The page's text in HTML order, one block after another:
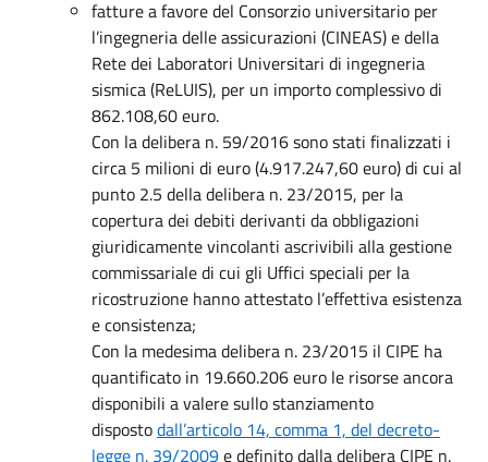
fatture a favore del Consorzio universitario per
l’ingegneria delle assicurazioni (CINEAS) e della
Rete dei Laboratori Universitari di ingegneria
sismica (ReLUIS), per un importo complessivo di
862.108,60 euro.
Con la delibera n. 59/2016 sono stati finalizzati i
circa 5 milioni di euro (4.917.247,60 euro) di cui al
punto 2.5 della delibera n. 23/2015, per la
copertura dei debiti derivanti da obbligazioni
giuridicamente vincolanti ascrivibili alla gestione
commissariale di cui gli Uffici speciali per la
ricostruzione hanno attestato l’effettiva esistenza
e consistenza;
Con la medesima delibera n. 23/2015 il CIPE ha
quantificato in 19.660.206 euro le risorse ancora
disponibili a valere sullo stanziamento
dispostodall’articolo 14, comma 1, del decreto-
legge n. 39/2009e definito dalla delibera CIPE n.